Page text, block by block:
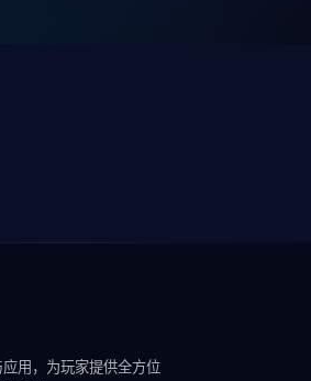
用，为玩家提供全方位